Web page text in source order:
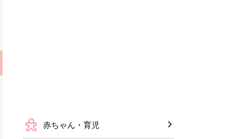
赤ちゃん・育児